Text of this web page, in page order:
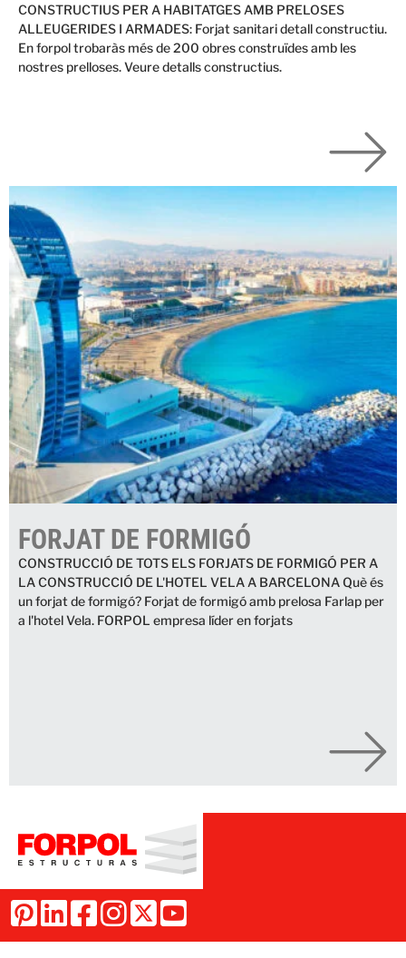
CONSTRUCTIUS PER A HABITATGES AMB PRELOSES
ALLEUGERIDES I ARMADES: Forjat sanitari detall constructiu.
En forpol trobaràs més de 200 obres construïdes amb les
nostres prelloses. Veure detalls constructius.
FORJAT DE FORMIGÓ
CONSTRUCCIÓ DE TOTS ELS FORJATS DE FORMIGÓ PER A
LA CONSTRUCCIÓ DE L'HOTEL VELA A BARCELONA Què és
un forjat de formigó? Forjat de formigó amb prelosa Farlap per
a l'hotel Vela. FORPOL empresa líder en forjats